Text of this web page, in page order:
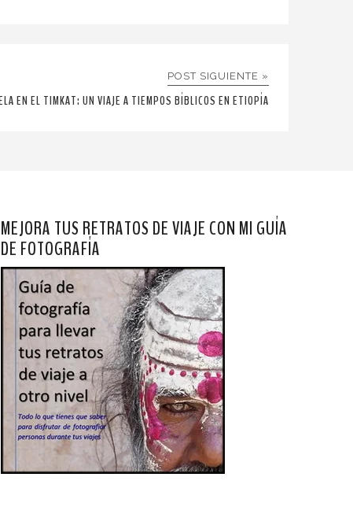
POST SIGUIENTE »
EN EL TIMKAT: UN VIAJE A TIEMPOS BÍBLICOS EN ETIOPÍA
MEJORA TUS RETRATOS DE VIAJE CON MI GUÍA
DE FOTOGRAFÍA